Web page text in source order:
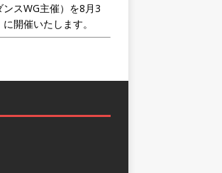
ンスWG主催）を8月3
開催いたします。